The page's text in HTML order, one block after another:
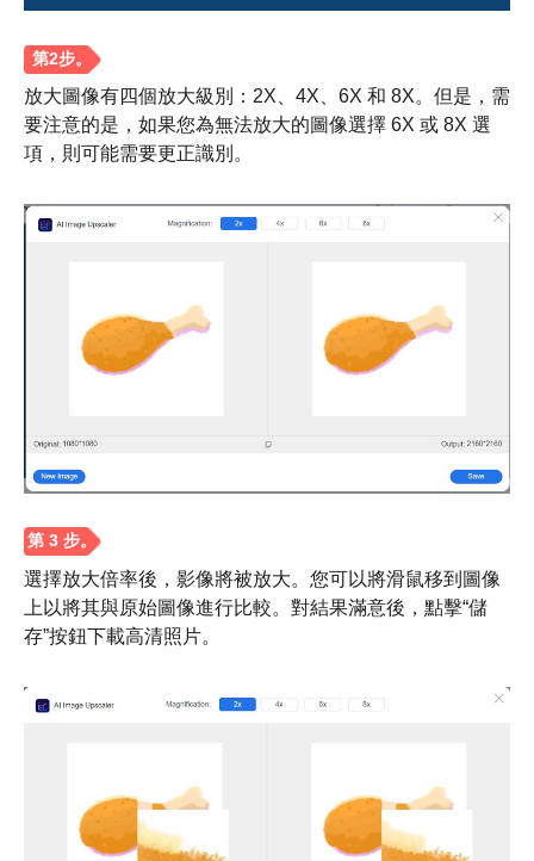
放大圖像有四個放大級別：2X、4X、6X 和 8X。但是，需
要注意的是，如果您為無法放大的圖像選擇 6X 或 8X 選
項，則可能需要更正識別。
選擇放大倍率後，影像將被放大。您可以將滑鼠移到圖像
上以將其與原始圖像進行比較。對結果滿意後，點擊“儲
存”按鈕下載高清照片。